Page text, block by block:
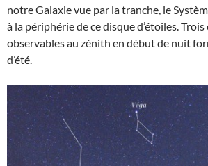
notre Galaxie vue par la tranche, le
à la périphérie de ce disque d’étoiles.
observables au zénith en début de nuit
d’été.